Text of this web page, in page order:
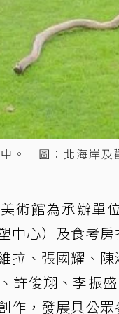
。 圖：北海岸及
術館為承辦單
中心）及食考
拉、張國耀、
許俊翔、李振
作，發展具公